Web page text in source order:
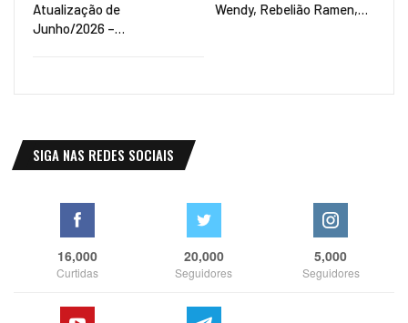
Atualização de
Junho/2026 –…
Wendy, Rebelião Ramen,…
SIGA NAS REDES SOCIAIS
16,000
Curtidas
20,000
Seguidores
5,000
Seguidores